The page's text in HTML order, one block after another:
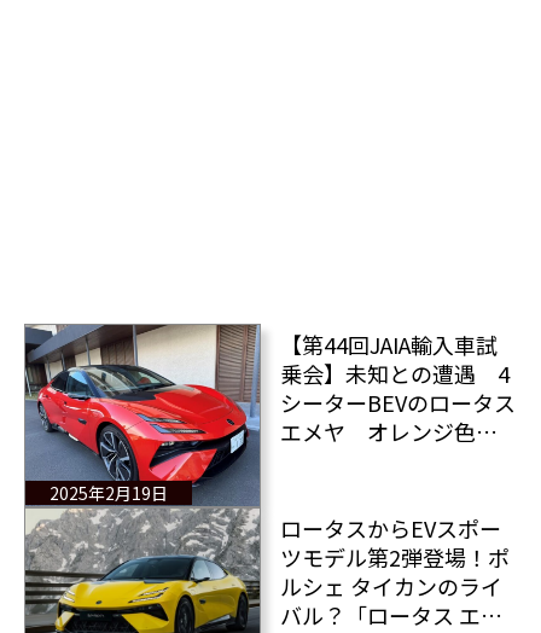
2025年2月19日
【第44回JAIA輸入車試
乗会】未知との遭遇 4
シーターBEVのロータス
エメヤ オレンジ色の
ロータスからEVスポー
ツモデル第2弾登場！ポ
ルシェ タイカンのライ
バル？「ロータス エメ